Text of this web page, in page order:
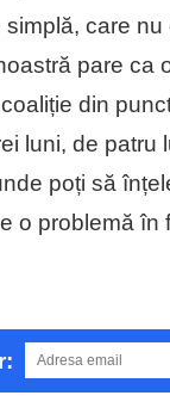
care
pare ca
din
luni, de patru
poți să
o problemă în